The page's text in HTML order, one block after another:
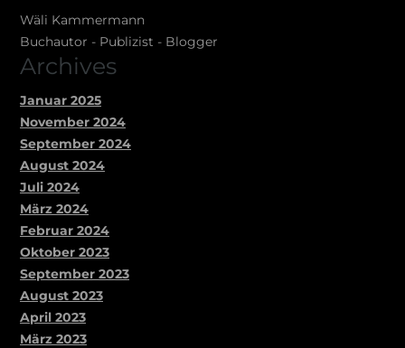
Wäli Kammermann
Buchautor - Publizist - Blogger
Archives
Januar 2025
November 2024
September 2024
August 2024
Juli 2024
März 2024
Februar 2024
Oktober 2023
September 2023
August 2023
April 2023
März 2023